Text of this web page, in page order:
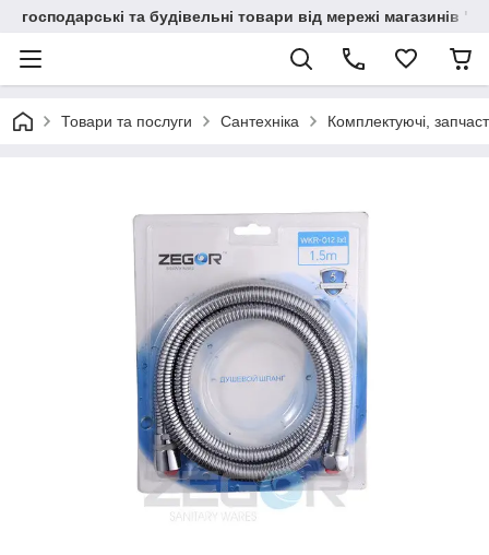
господарські та будівельні товари від мережі магазинів
Товари та послуги Сантехніка Комплектуючі,